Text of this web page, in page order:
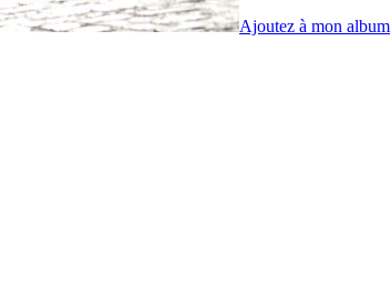
Ajoutez à mon album